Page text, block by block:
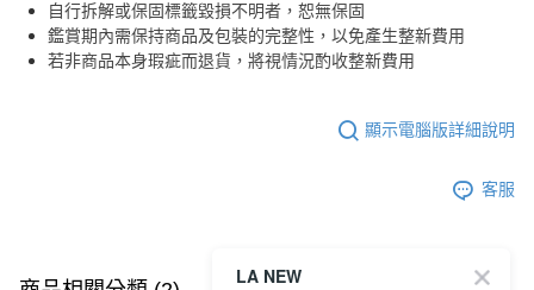
自行拆解或保固標籤毀損不明者，恕無保固
鑑賞期內需保持商品及包裝的完整性，以免產生整新費用
若非商品本身瑕疵而退貨，將視情況酌收整新費用
顯示電腦版詳細說明
客服
LA NEW